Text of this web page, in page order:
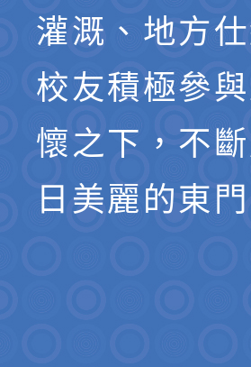
灌溉、地方
校友積極參
懷之下，不
日美麗的東門